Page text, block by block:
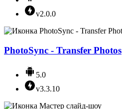
v2.0.0
PhotoSync - Transfer Photos
5.0
v3.3.10